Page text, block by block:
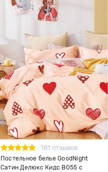
181 отзывов
Постельное белье GoodNight
Сатин Делюкс Кидс В055 с